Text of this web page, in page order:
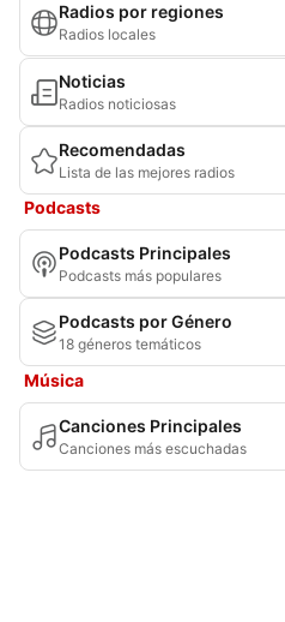
Radios por regiones
Radios locales
Noticias
Radios noticiosas
Recomendadas
Lista de las mejores radios
Podcasts
Podcasts Principales
Podcasts más populares
Podcasts por Género
18 géneros temáticos
Música
Canciones Principales
Canciones más escuchadas